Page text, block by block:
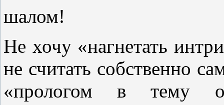
Не хочу «нагнетать
не считать собственно
«прологом в тему